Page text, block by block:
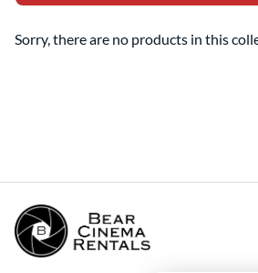
Sorry, there are no products in this